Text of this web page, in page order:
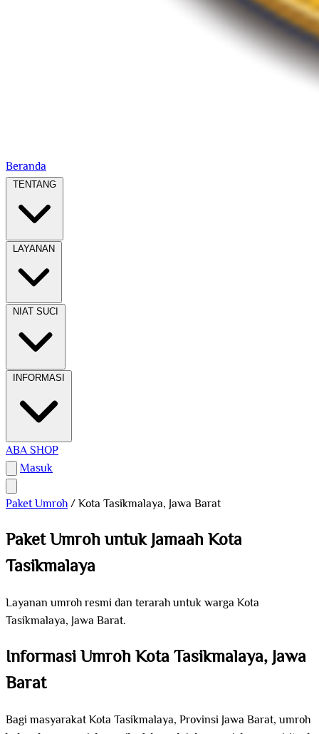
Beranda
TENTANG
LAYANAN
NIAT SUCI
INFORMASI
ABA SHOP
Masuk
Paket Umroh/Kota Tasikmalaya, Jawa Barat
Paket Umroh untuk Jamaah Kota
Tasikmalaya
Layanan umroh resmi dan terarah untuk warga Kota
Tasikmalaya, Jawa Barat.
Informasi Umroh Kota Tasikmalaya, Jawa
Barat
Bagi masyarakat Kota Tasikmalaya, Provinsi Jawa Barat, umroh